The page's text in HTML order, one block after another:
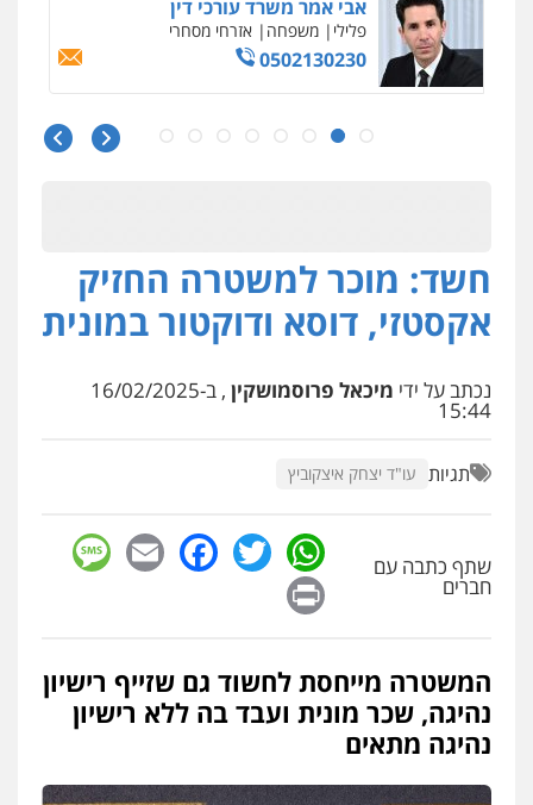
אבי אמר משרד עורכי דין
פלילי משפחה אזרחי מסחרי
0502130230
חליל ביאדי – משרד עורכי דין
עו"ד איהאב זבידאת
פלילי פשיעה חמורה ארגוני פשע עבירות
המתה עבירות מין
0509930581
0523379525
עו"ד אליה חן ברק
פשיעה חמורה ליווי וייצוג בחקירות
ומעצרים אסירים
0525914163
עו"ד שאדי נאטור
פלילי פשיעה חמורה מעצרים וחקירות
0509230800
חשד: מוכר למשטרה החזיק
אקסטזי, דוסא ודוקטור במונית
נכתב על ידי מיכאל פרוסמושקין , ב-16/02/2025
15:44
תגיות עו"ד יצחק איצקוביץ
שתף כתבה עם
חברים
WhatsApp
Twitter
Facebook
Email
המשטרה מייחסת לחשוד גם שזייף רישיון
נהיגה, שכר מונית ועבד בה ללא רישיון
נהיגה מתאים